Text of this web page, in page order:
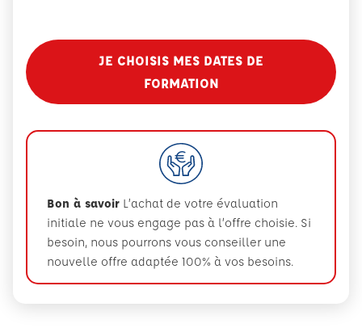
JE CHOISIS MES DATES DE
FORMATION
Bon à savoir L’achat de votre évaluation
initiale ne vous engage pas à l’offre choisie. Si
besoin, nous pourrons vous conseiller une
nouvelle offre adaptée 100% à vos besoins.